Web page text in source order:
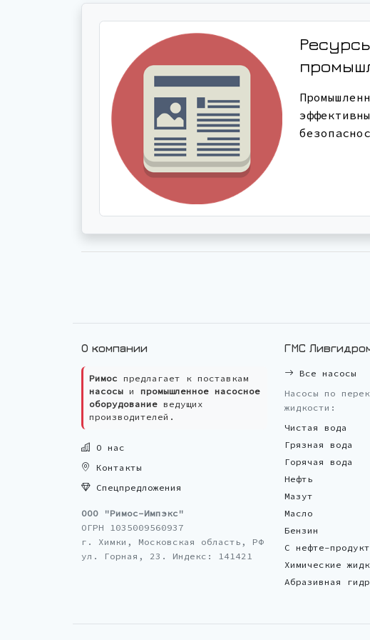
О компании
Римос предлагает к поставкам
насосы и промышленное насосное
оборудование ведущих
производителей.
О нас
Контакты
Спецпредложения
ООО "Римос-Импэкс"
ОГРН 1035009560937
г. Химки, Московская область, РФ
ул. Горная, 23. Индекс: 141421
ГМС
Все насосы
Насосы по
жидкости:
Чистая вода
Грязная вода
Горячая вода
Нефть
Мазут
Масло
Бензин
С нефте-
Химические
Абразивная